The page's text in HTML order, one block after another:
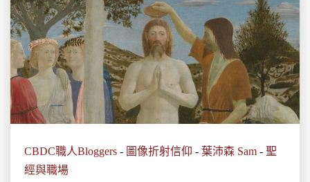
CBDC職人Bloggers - 圖像折射信仰 - 葉沛森 Sam - 聖
經與職場